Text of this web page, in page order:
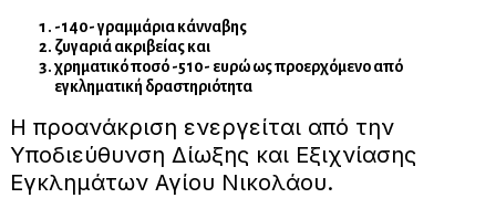
-140- γραμμάρια κάνναβης
ζυγαριά ακριβείας και
χρηματικό ποσό -510- ευρώ ως προερχόμενο από
εγκληματική δραστηριότητα
Η προανάκριση ενεργείται από την
Υποδιεύθυνση Δίωξης και Εξιχνίασης
Εγκλημάτων Αγίου Νικολάου.